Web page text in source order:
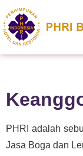
PHRI adalah
Jasa Boga dan